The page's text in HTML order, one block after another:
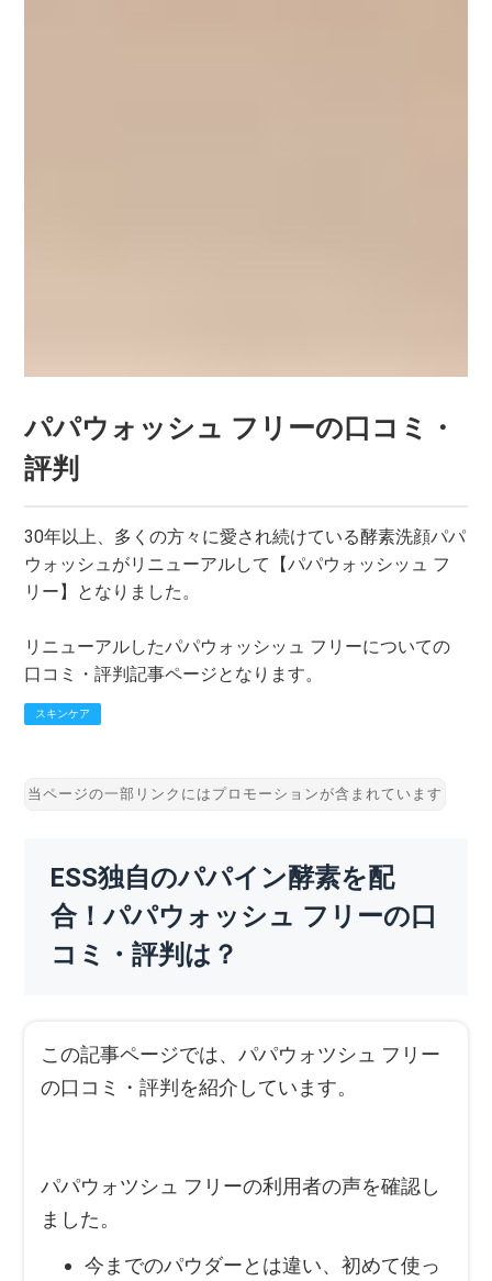
パパウォッシュ フリーの口コミ・
評判
30年以上、多くの方々に愛され続けている酵素洗顔パパ
ウォッシュがリニューアルして【パパウォッシッュ フ
リー】となりました。
リニューアルしたパパウォッシッュ フリーについての
口コミ・評判記事ページとなります。
スキンケア
ESS独自のパパイン酵素を配
合！パパウォッシュ フリーの口
コミ・評判は？
この記事ページでは、パパウォツシュ フリー
の口コミ・評判を紹介しています。
パパウォツシュ フリーの利用者の声を確認し
ました。
今までのパウダーとは違い、初めて使っ